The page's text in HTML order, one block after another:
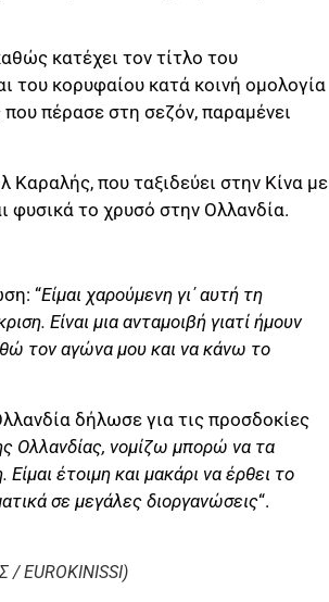
κατέχει τον τίτλο του
του κορυφαίου κατά κοινή ομολογία
που πέρασε στη σεζόν, παραμένει
Καραλής, που ταξιδεύει στην Κίνα με
φυσικά το χρυσό στην Ολλανδία.
“Είμαι χαρούμενη γι΄ αυτή τη
Είναι μια ανταμοιβή γιατί ήμουν
τον αγώνα μου και να κάνω το
δήλωσε για τις προσδοκίες
Ολλανδίας, νομίζω μπορώ να τα
έτοιμη και μακάρι να έρθει το
σε μεγάλες διοργανώσεις“.
EUROKINISSI)